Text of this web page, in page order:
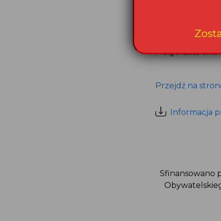
Informacje do
Małgorzata
Przejdź na
Informacja
Sfinansowano